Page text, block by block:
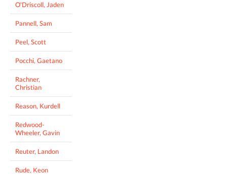
O'Driscoll, Jaden
Pannell, Sam
Peel, Scott
Pocchi, Gaetano
Rachner,
Christian
Reason, Kurdell
Redwood-
Wheeler, Gavin
Reuter, Landon
Rude, Keon